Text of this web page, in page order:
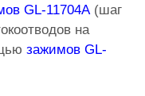
GL-11704A(шаг
на
зажимов GL-